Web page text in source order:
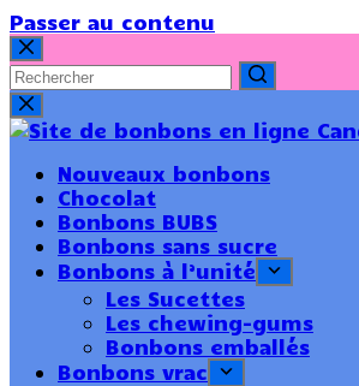
Passer au contenu
Nouveaux bonbons
Chocolat
Bonbons BUBS
Bonbons sans sucre
Bonbons à l’unité
Les Sucettes
Les chewing-gums
Bonbons emballés
Bonbons vrac